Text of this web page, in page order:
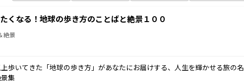
くなる！地球の歩き方のことばと絶景１００
絶景
歩いてきた「地球の歩き方」があなたにお届けする、人生を輝かせる旅の名
集